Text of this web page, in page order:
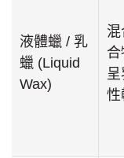
液體蠟 / 乳
蠟 (Liquid
Wax)
合
性